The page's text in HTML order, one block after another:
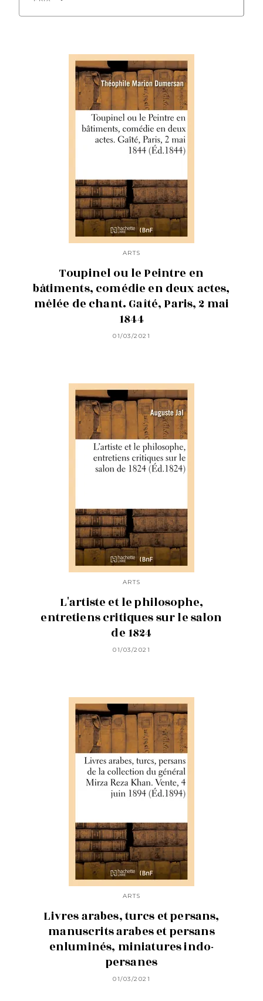
ARTS
Toupinel ou le Peintre en
bâtiments, comédie en deux actes,
mêlée de chant. Gaîté, Paris, 2 mai
1844
01/03/2021
ARTS
L'artiste et le philosophe,
entretiens critiques sur le salon
de 1824
01/03/2021
ARTS
Livres arabes, turcs et persans,
manuscrits arabes et persans
enluminés, miniatures indo-
persanes
01/03/2021